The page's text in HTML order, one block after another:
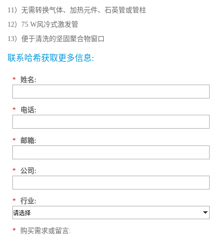
11）无需转换气体、加热元件、石英管或管柱
12）75 W风冷式激发管
13）便于清洗的坚固聚合物窗口
联系哈希获取更多信息:
* 姓名:
* 电话:
* 邮箱:
* 公司:
* 行业:
* 购买需求或留言: